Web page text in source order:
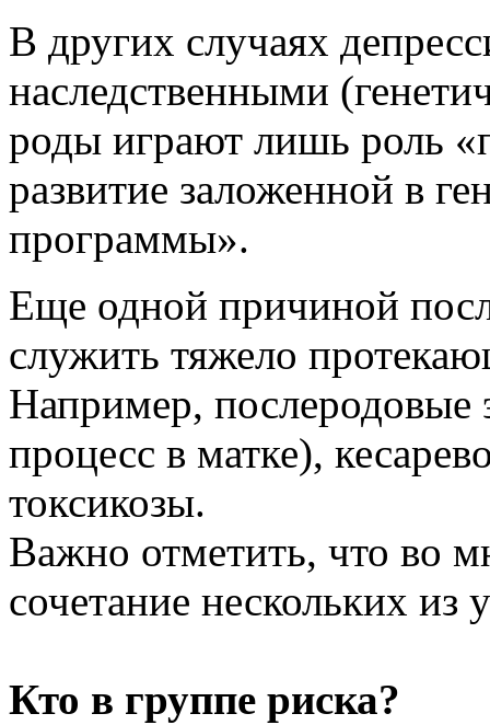
В других случаях
наследственными
роды играют лишь роль
развитие заложенной в
программы».
Еще одной причиной
служить тяжело
Например, послеродовые
процесс в матке),
токсикозы.
Важно отметить, что во
сочетание нескольких
Кто в группе риска?